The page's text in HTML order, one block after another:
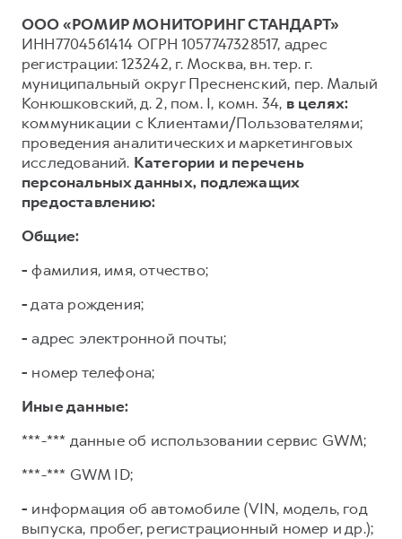
ООО «РОМИР МОНИТОРИНГ СТАНДАРТ»
ИНН7704561414 ОГРН 1057747328517, адрес
регистрации: 123242, г. Москва, вн. тер. г.
муниципальный округ Пресненский, пер. Малый
Конюшковский, д. 2, пом. I, комн. 34, в целях:
коммуникации с Клиентами/Пользователями;
проведения аналитических и маркетинговых
исследований. Категории и перечень
персональных данных, подлежащих
предоставлению:
Общие:
- фамилия, имя, отчество;
-дата рождения;
- адрес электронной почты;
- номер телефона;
Иные данные:
***-*** данные об использовании сервис GWM;
***-*** GWM ID;
- информация об автомобиле (VIN, модель, год
выпуска, пробег, регистрационный номер и др.);